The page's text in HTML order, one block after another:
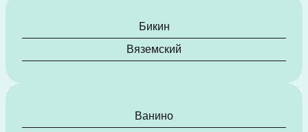
Бикин
Вяземский
Ванино